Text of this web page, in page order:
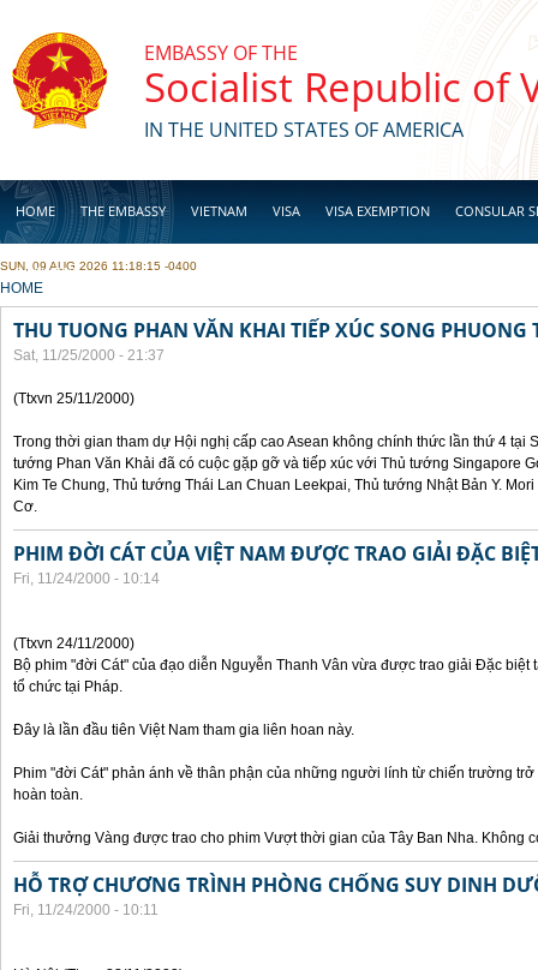
EMBASSY OF THE
Socialist Republic of
IN THE UNITED STATES OF AMERICA
HOME THE EMBASSY VIETNAM VISA VISA EXEMPTION CONSULAR
BUSINESS
SUN, 09 AUG 2026 11:18:15 -0400
YOU ARE HERE
HOME
THU TUONG PHAN VĂN KHAI TIẾP XÚC SONG PHUONG
Sat, 11/25/2000 - 21:37
(Ttxvn 25/11/2000)
Trong thời gian tham dự Hội nghị cấp cao Asean không chính thức lần thứ 4 tại
tướng Phan Văn Khải đã có cuộc gặp gỡ và tiếp xúc với Thủ tướng Singapore
Kim Te Chung, Thủ tướng Thái Lan Chuan Leekpai, Thủ tướng Nhật Bản Y.
Cơ.
PHIM ĐỜI CÁT CỦA VIỆT NAM ĐƯỢC TRAO GIẢI ĐẶC
Fri, 11/24/2000 - 10:14
(Ttxvn 24/11/2000)
Bộ phim "đời Cát" của đạo diễn Nguyễn Thanh Vân vừa được trao giải Đặc biệt
tổ chức tại Pháp.
Đây là lần đầu tiên Việt Nam tham gia liên hoan này.
Phim "đời Cát" phản ánh về thân phận của những người lính từ chiến trường
hoàn toàn.
Giải thưởng Vàng được trao cho phim Vượt thời gian của Tây Ban Nha. Không
HỖ TRỢ CHƯƠNG TRÌNH PHÒNG CHỐNG SUY DINH
Fri, 11/24/2000 - 10:11